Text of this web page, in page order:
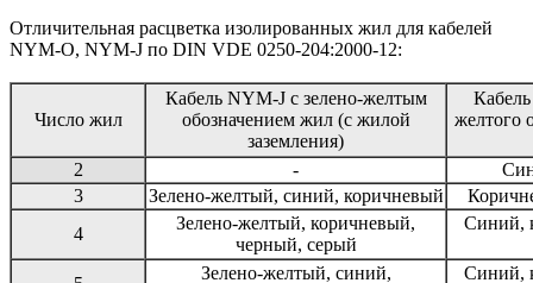
Отличительная расцветка изолированных жил для кабелей
NYM-O, NYM-J по DIN VDE 0250-204:2000-12:
Число жил
Кабель NYM-J с зелено-желтым
обозначением жил (с жилой
заземления)
желтого
2 -
3
Зелено-желтый, синий, коричневый
4
Зелено-желтый, коричневый,
черный, серый
Синий,
Зелено-желтый, синий,
Синий,